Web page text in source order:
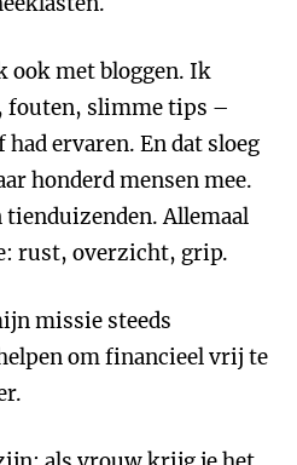
ook met bloggen. Ik
fouten, slimme tips –
ervaren. En dat sloeg
honderd mensen mee.
tienduizenden. Allemaal
rust, overzicht, grip.
missie steeds
om financieel vrij te